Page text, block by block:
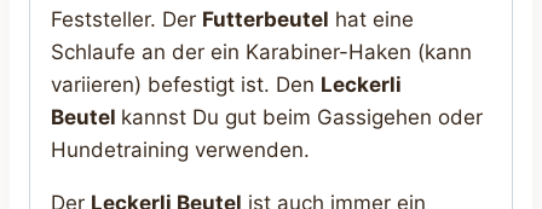
Feststeller. Der Futterbeutel hat eine
Schlaufe an der ein Karabiner-Haken (kann
variieren) befestigt ist. Den Leckerli
Beutel kannst Du gut beim Gassigehen oder
Hundetraining verwenden.
Der Leckerli Beutel ist auch immer ein